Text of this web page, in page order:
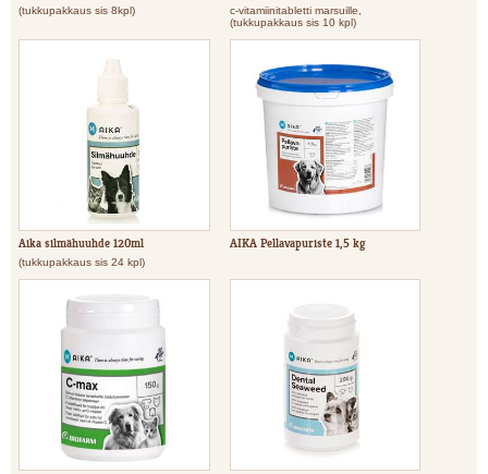
(tukkupakkaus sis 8kpl)
c-vitamiinitabletti marsuille,
(tukkupakkaus sis 10 kpl)
Aika silmähuuhde 120ml
(tukkupakkaus sis 24 kpl)
AIKA Pellavapuriste 1,5 kg